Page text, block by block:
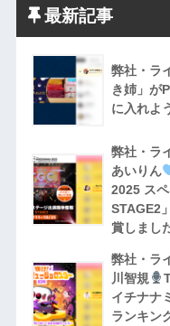
最新記事
弊社・ラ
き姉」が
に入れよ
弊社・ラ
あいりん
2025 ス
STAGE2
賞しまし
弊社・ラ
川智規
イチナナ
ランキン